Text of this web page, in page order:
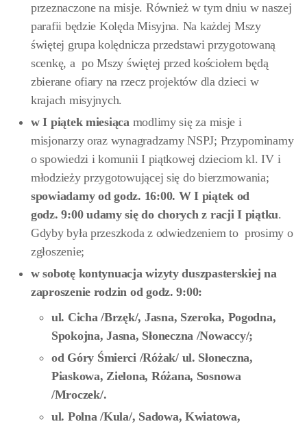
przeznaczone na misje. Również w tym dniu w naszej
parafii będzie Kolęda Misyjna. Na każdej Mszy
świętej grupa kolędnicza przedstawi przygotowaną
scenkę, a po Mszy świętej przed kościołem będą
zbierane ofiary na rzecz projektów dla dzieci w
krajach misyjnych.
w I piątek miesiącamodlimy się za misje i
misjonarzy oraz wynagradzamy NSPJ; Przypominamy
o spowiedzi i komunii I piątkowej dzieciom kl. IV i
młodzieży przygotowującej się do bierzmowania;
spowiadamy od godz. 16:00. W I piątek od
godz. 9:00 udamy się do chorych z racji I piątku.
Gdyby była przeszkoda z odwiedzeniem to prosimy o
zgłoszenie;
w sobotę kontynuacja wizyty duszpasterskiej na
zaproszenie rodzin od godz. 9:00:
ul. Cicha /Brzęk/, Jasna, Szeroka, Pogodna,
Spokojna, Jasna, Słoneczna /Nowaccy/;
od Góry Śmierci /Różak/ ul. Słoneczna,
Piaskowa, Zielona, Różana, Sosnowa
/Mroczek/.
ul. Polna /Kula/, Sadowa, Kwiatowa,